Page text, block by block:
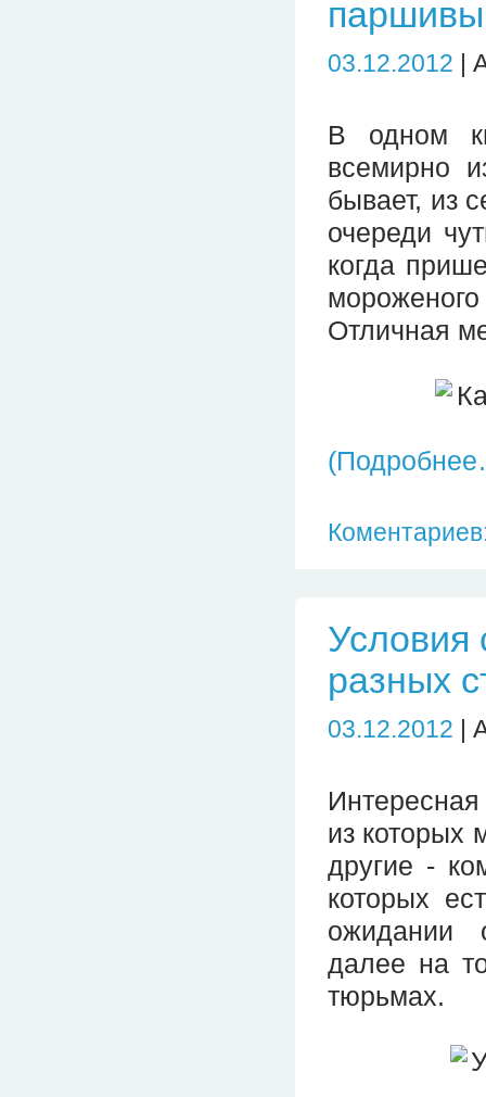
03.12.2012 |
В одном
всемирно
бывает, из
очереди
когда
Отличная
Условия
разных
03.12.2012 |
из которых
другие -
которых
ожидании
далее на
тюрьмах.